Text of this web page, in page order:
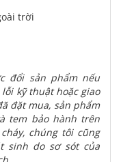
trời
đổi sản phẩm nếu
kỹ thuật hoặc giao
đặt mua, sản phẩm
tem bảo hành trên
chúng tôi cũng
sinh do sơ sót của